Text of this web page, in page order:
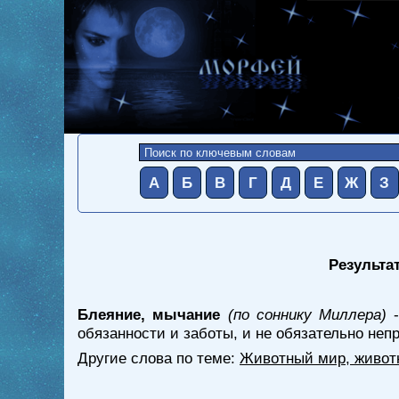
А Б В Г Д Е Ж З
Блеяние, мычание (по соннику Миллера)
обязанности и заботы, и не обязательно
Другие слова по теме: Животный мир,